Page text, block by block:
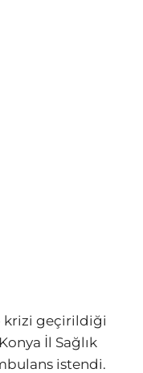
krizi geçirildiği
İl Sağlık
istendi.